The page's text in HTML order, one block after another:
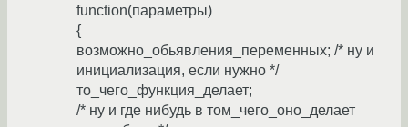
function(параметры)
{
возможно_обьявления_переменных; /* ну и
инициализация, если нужно */
то_чего_функция_делает;
/* ну и где нибудь в том_чего_оно_делает